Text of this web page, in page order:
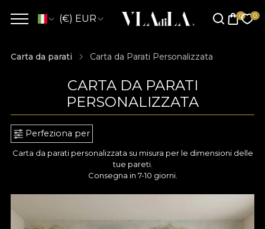
(€) EUR
Carta da parati Carta da Parati Personalizzata
CARTA DA PARATI
PERSONALIZZATA
Perfeziona per
Carta da parati personalizzata su misura per le dimensioni delle
tue pareti.
Consegna in 7-10 giorni.